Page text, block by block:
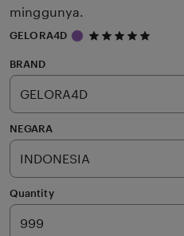
minggunya.
GELORA4D
5
5
BRAND
NEGARA
Quantity